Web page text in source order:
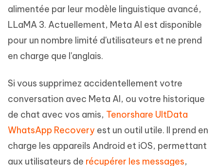
alimentée par leur modèle linguistique avancé,
LLaMA 3. Actuellement, Meta AI est disponible
pour un nombre limité d'utilisateurs et ne prend
en charge que l'anglais.
Si vous supprimez accidentellement votre
conversation avec Meta AI, ou votre historique
de chat avec vos amis, Tenorshare UltData
WhatsApp Recovery est un outil utile. Il prend en
charge les appareils Android et iOS, permettant
aux utilisateurs de récupérer les messages,